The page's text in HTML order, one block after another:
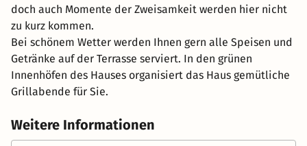
doch auch Momente der Zweisamkeit werden hier nicht
zu kurz kommen.
Bei schönem Wetter werden Ihnen gern alle Speisen und
Getränke auf der Terrasse serviert. In den grünen
Innenhöfen des Hauses organisiert das Haus gemütliche
Grillabende für Sie.
Weitere Informationen